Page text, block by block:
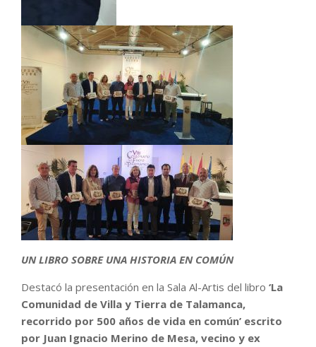
UN LIBRO SOBRE UNA HISTORIA EN COMÚN
Destacó la presentación en la Sala Al-Artis del libro ‘La
Comunidad de Villa y Tierra de Talamanca,
recorrido por 500 años de vida en común’ escrito
por Juan Ignacio Merino de Mesa, vecino y ex